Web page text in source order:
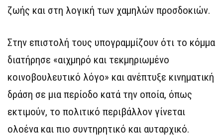
ζωής και στη λογική των χαμηλών προσδοκιών.
Στην επιστολή τους υπογραμμίζουν ότι το κόμμα
διατήρησε «αιχμηρό και τεκμηριωμένο
κοινοβουλευτικό λόγο» και ανέπτυξε κινηματική
δράση σε μια περίοδο κατά την οποία, όπως
εκτιμούν, το πολιτικό περιβάλλον γίνεται
ολοένα και πιο συντηρητικό και αυταρχικό.